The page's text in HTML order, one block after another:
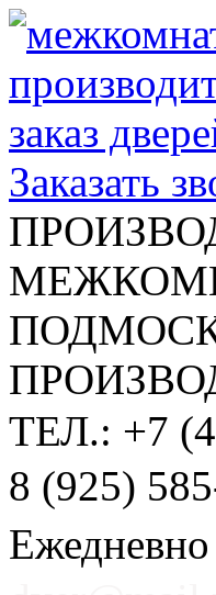
Заказать
ТЕЛ.: +7
8 (925)